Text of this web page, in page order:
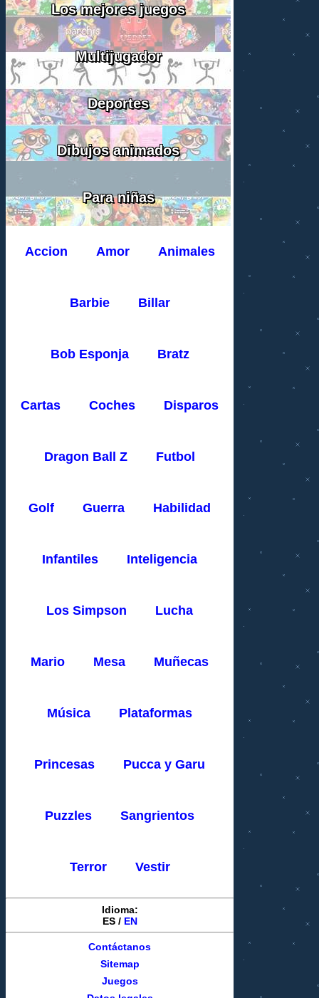
Los mejores juegos
Multijugador
Deportes
Dibujos animados
Para niñas
Accion Amor Animales
Barbie Billar
Bob Esponja Bratz
Cartas Coches Disparos
Dragon Ball Z Futbol
Golf Guerra Habilidad
Infantiles Inteligencia
Los Simpson Lucha
Mario Mesa Muñecas
Música Plataformas
Princesas Pucca y Garu
Puzzles Sangrientos
Terror Vestir
Idioma:
ES / EN
Contáctanos
Sitemap
Juegos